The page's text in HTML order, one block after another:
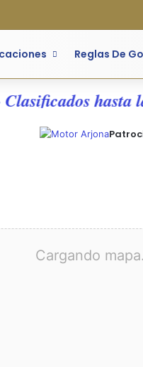
Reglas De
hasta
Cargando